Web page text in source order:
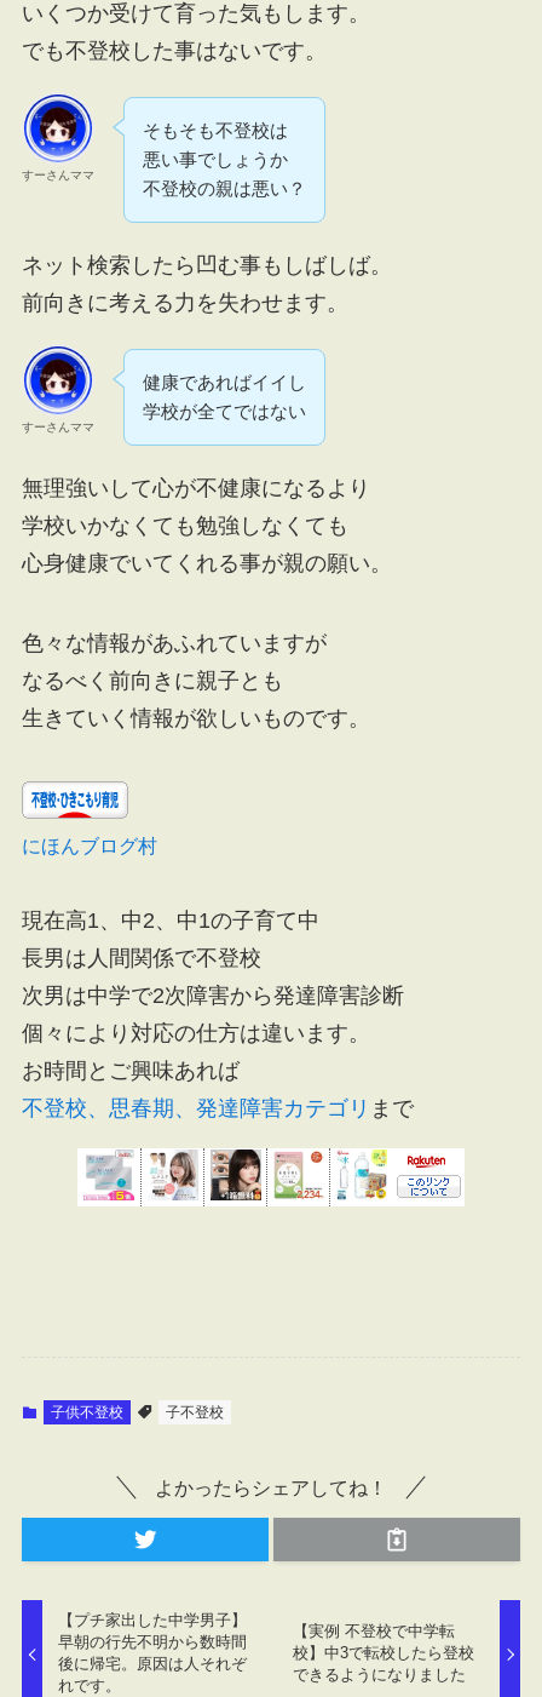
いくつか受けて育った気もします。
でも不登校した事はないです。
すーさんママ
そもそも不登校は
悪い事でしょうか
不登校の親は悪い？
ネット検索したら凹む事もしばしば。
前向きに考える力を失わせます。
すーさんママ
健康であればイイし
学校が全てではない
無理強いして心が不健康になるより
学校いかなくても勉強しなくても
心身健康でいてくれる事が親の願い。
色々な情報があふれていますが
なるべく前向きに親子とも
生きていく情報が欲しいものです。
にほんブログ村
現在高1、中2、中1の子育て中
長男は人間関係で不登校
次男は中学で2次障害から発達障害診断
個々により対応の仕方は違います。
お時間とご興味あれば
不登校、思春期、発達障害カテゴリ まで
子供不登校 子不登校
よかったらシェアしてね！
【プチ家出した中学男子】
早朝の行先不明から数時間
後に帰宅。原因は人それぞ
れです。
【実例 不登校で中学転
校】中3で転校したら登校
できるようになりました